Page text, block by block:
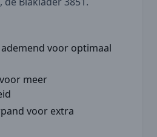
voor optimaal
meer
voor extra